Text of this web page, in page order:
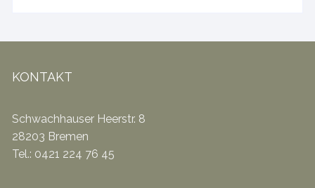
KONTAKT
Schwachhauser Heerstr. 8
28203 Bremen
Tel.: 0421 224 76 45